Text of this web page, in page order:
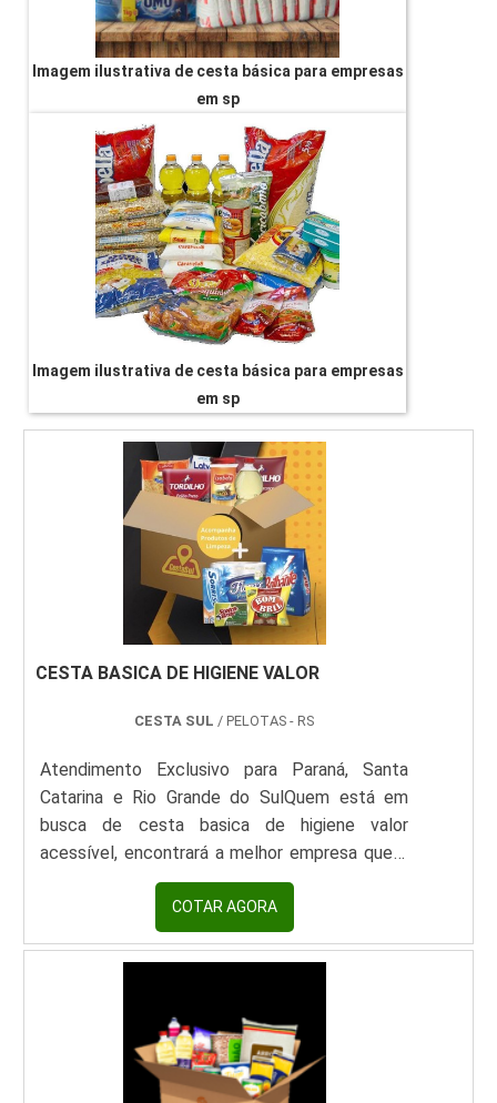
Imagem ilustrativa de cesta básica para empresas
em sp
Imagem ilustrativa de cesta básica para empresas
em sp
CESTA BASICA DE HIGIENE VALOR
CESTA SUL / PELOTAS - RS
Atendimento Exclusivo para Paraná, Santa
Catarina e Rio Grande do SulQuem está em
busca de cesta basica de higiene valor
acessível, encontrará a melhor empresa que é
altamente qualificada. Recebendo uma
cotação no portal Soluções Industriais e
descobrindo a maior referência no mercado em
seu próprio segmento.Quando a temática é
mão de obra da Cesta Sul poderá contar boa
margem de lucro na revenda com
comprometimento com os resultados dos
COTAR AGORA